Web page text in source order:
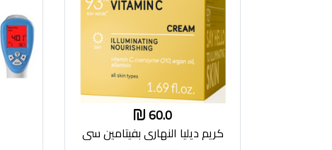
60.0
كريم ديليا النهاري بفيتامين سي